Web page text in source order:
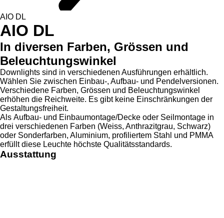
AIO DL
AIO DL
In diversen Farben, Grössen und
Beleuchtungswinkel
Downlights sind in verschiedenen Ausführungen erhältlich.
Wählen Sie zwischen Einbau-, Aufbau- und Pendelversionen.
Verschiedene Farben, Grössen und Beleuchtungswinkel
erhöhen die Reichweite. Es gibt keine Einschränkungen der
Gestaltungsfreiheit.
Als Aufbau- und Einbaumontage/Decke oder Seilmontage in
drei verschiedenen Farben (Weiss, Anthrazitgrau, Schwarz)
oder Sonderfarben, Aluminium, profiliertem Stahl und PMMA
erfüllt diese Leuchte höchste Qualitätsstandards.
Ausstattung